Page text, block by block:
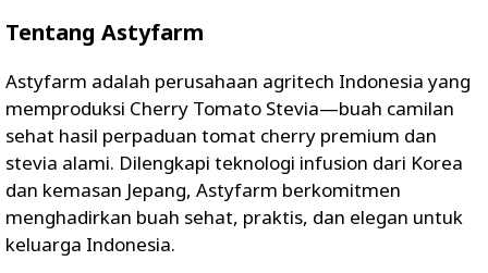
Tentang Astyfarm
Astyfarm adalah perusahaan agritech Indonesia yang
memproduksi Cherry Tomato Stevia—buah camilan
sehat hasil perpaduan tomat cherry premium dan
stevia alami. Dilengkapi teknologi infusion dari Korea
dan kemasan Jepang, Astyfarm berkomitmen
menghadirkan buah sehat, praktis, dan elegan untuk
keluarga Indonesia.